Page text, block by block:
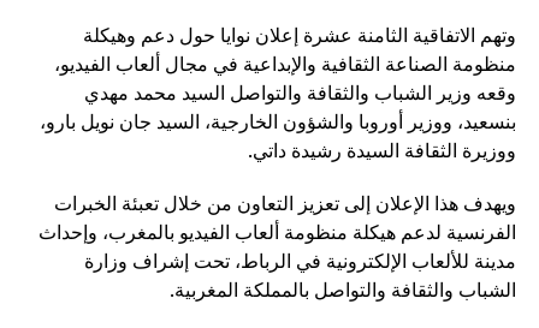
وتهم الاتفاقية الثامنة عشرة إعلان نوايا حول دعم وهيكلة
منظومة الصناعة الثقافية والإبداعية في مجال ألعاب الفيديو،
وقعه وزير الشباب والثقافة والتواصل السيد محمد مهدي
بنسعيد، ووزير أوروبا والشؤون الخارجية، السيد جان نويل بارو،
ووزيرة الثقافة السيدة رشيدة داتي.
ويهدف هذا الإعلان إلى تعزيز التعاون من خلال تعبئة الخبرات
الفرنسية لدعم هيكلة منظومة ألعاب الفيديو بالمغرب، وإحداث
مدينة للألعاب الإلكترونية في الرباط، تحت إشراف وزارة
الشباب والثقافة والتواصل بالمملكة المغربية.